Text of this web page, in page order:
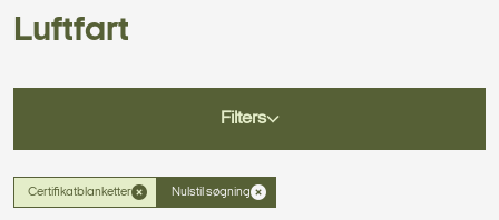
Luftfart
Filters
Certifikatblanketter Nulstil søgning